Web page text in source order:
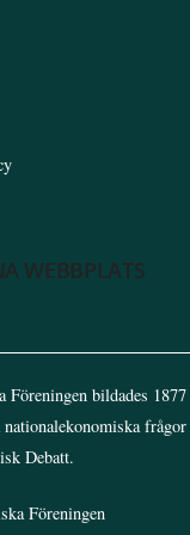
WEBBPLATS
Föreningen bildades
Debatt.
Föreningen